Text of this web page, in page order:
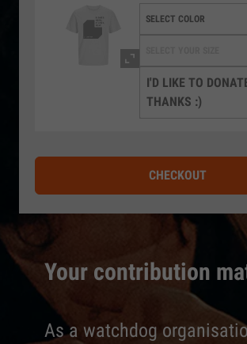
Your contribution
As a watchdog
I'D LIKE TO
THANKS :)
CHECKOUT